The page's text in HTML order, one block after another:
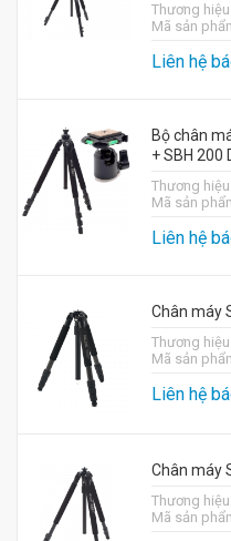
Thương hiệu:
Mã sản
Liên hệ
Bộ chân
+ SBH 200
Thương hiệu:
Mã sản
Liên hệ
Chân máy
Thương hiệu:
Mã sản
Liên hệ
Chân máy
Thương hiệu:
Mã sản